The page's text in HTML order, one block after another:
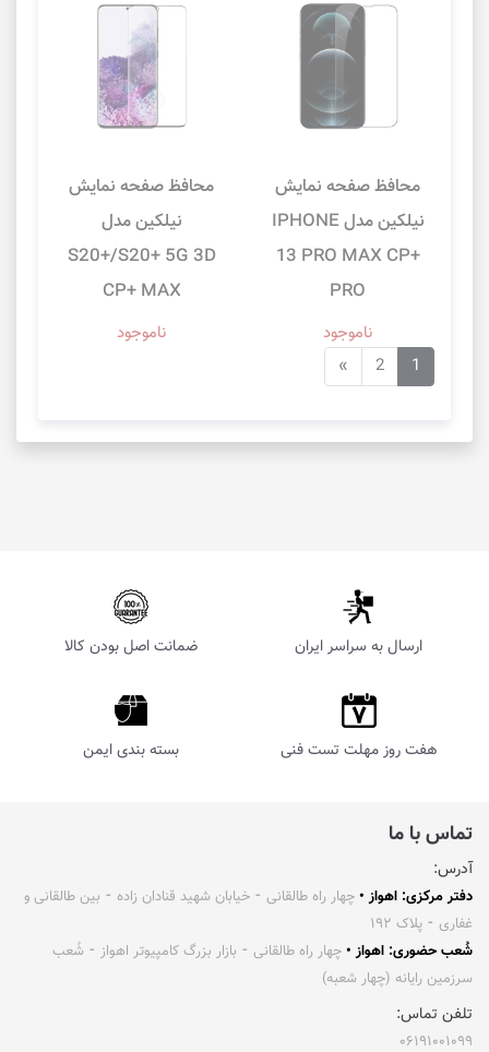
محافظ صفحه نمایش
نیلکین مدل IPHONE
13 PRO MAX CP+
PRO
ناموجود
محافظ صفحه نمایش
نیلکین مدل
S20+/S20+ 5G 3D
CP+ MAX
ناموجود
1
2
»
ارسال به سراسر ایران ضمانت اصل بودن کالا
هفت روز مهلت تست فنی بسته بندی ایمن
تماس با ما
آدرس:
دفتر مرکزی: اهواز • چهار راه طالقانی ⁃ خیابان شهید قنادان زاده ⁃ بین طالقانی و
غفاری ⁃ پلاک ۱۹۲
شُعب حضوری: اهواز • چهار راه طالقانی ⁃ بازار بزرگ کامپیوتر اهواز ⁃ شُعب
سرزمین رایانه (چهار شعبه)
تلفن تماس:
۰۶۱۹۱۰۰۱۰۹۹